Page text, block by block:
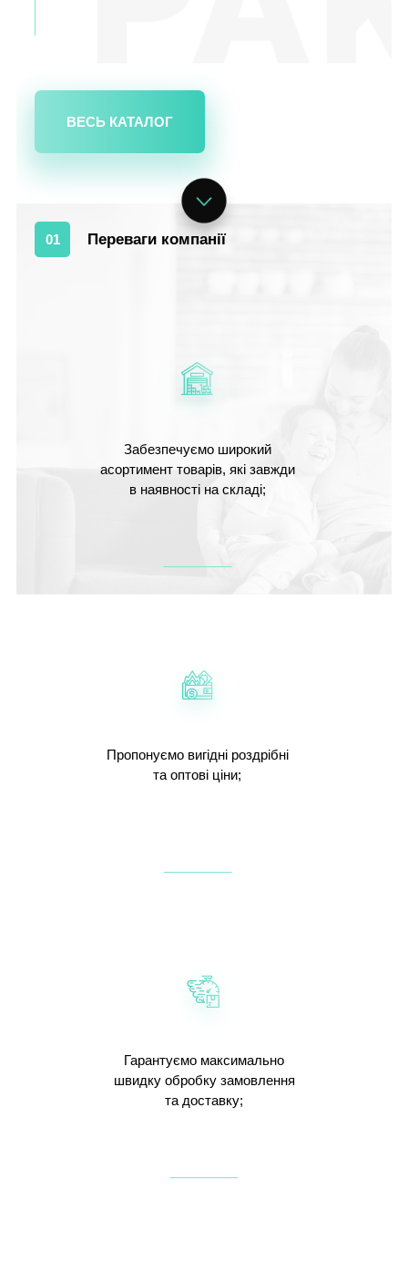
ВЕСЬ КАТАЛОГ
01 Переваги компанії
Забезпечуємо широкий
асортимент товарів, які завжди
в наявності на складі;
Пропонуємо вигідні роздрібні
та оптові ціни;
Гарантуємо максимально
швидку обробку замовлення
та доставку;